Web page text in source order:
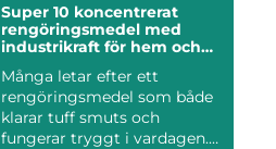
Super 10 koncentrerat
rengöringsmedel med
industrikraft för hem och
Många letar efter ett
rengöringsmedel som både
klarar tuff smuts och
fungerar tryggt i vardagen.